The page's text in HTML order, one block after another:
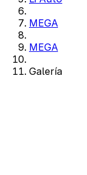
MEGA
MEGA
Galería